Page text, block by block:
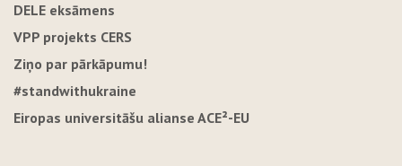
DELE eksāmens
VPP projekts CERS
Ziņo par pārkāpumu!
#standwithukraine
Eiropas universitāšu alianse ACE²-EU